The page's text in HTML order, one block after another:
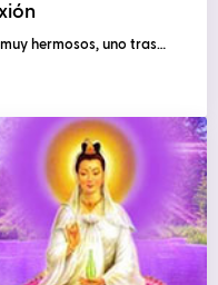
hermosos, uno tras…